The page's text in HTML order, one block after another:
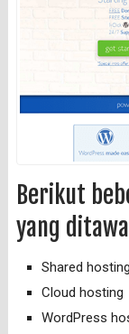
Berikut
yang
Shared hosting
Cloud hosting
WordPress